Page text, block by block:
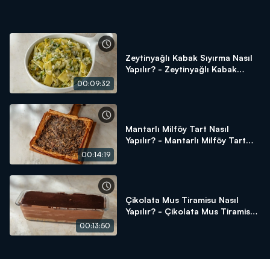
00:09:32
Zeytinyağlı Kabak Sıyırma Nasıl
Yapılır? - Zeytinyağlı Kabak
00:14:19
Mantarlı Milföy Tart Nasıl
Yapılır? - Mantarlı Milföy Tart
00:13:50
Çikolata Mus Tiramisu Nasıl
Yapılır? - Çikolata Mus Tiramisu